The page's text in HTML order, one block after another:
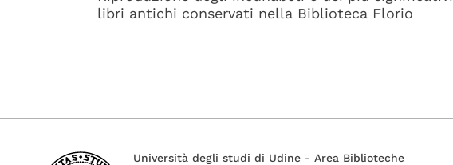
libri antichi conservati nella Biblioteca Florio
Università degli studi di Udine - Area Biblioteche